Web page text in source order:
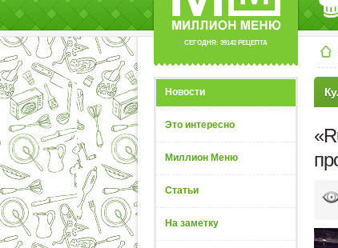
СЕГОДНЯ: 39142 РЕЦЕПТА
Новости
Это интересно
Миллион Меню
Статьи
На заметку